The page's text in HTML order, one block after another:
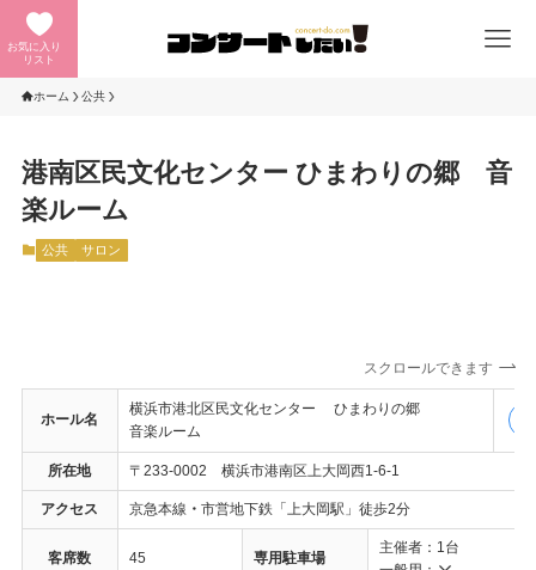
お気に入り
リスト
ホーム 公共
港南区民文化センター ひまわりの郷 音
楽ルーム
公共 サロン
スクロールできます
ホール名
横浜市港北区民文化センター ひまわりの郷
音楽ルーム
所在地 〒233-0002 横浜市港南区上大岡西1-6-1
アクセス 京急本線 ・ 市営地下鉄「上大岡駅」徒歩2分
客席数 45 専用駐車場
主催者：1台